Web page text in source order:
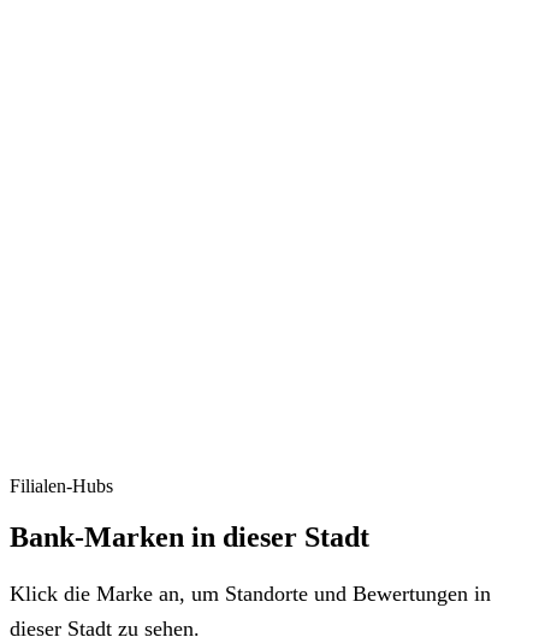
Filialen-Hubs
Bank-Marken in dieser Stadt
Klick die Marke an, um Standorte und Bewertungen in
dieser Stadt zu sehen.